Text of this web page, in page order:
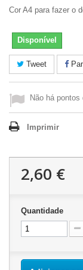
Cor A4 para fazer o
Disponível
Tweet
Não há
Imprimir
2,60 €
Quantidade